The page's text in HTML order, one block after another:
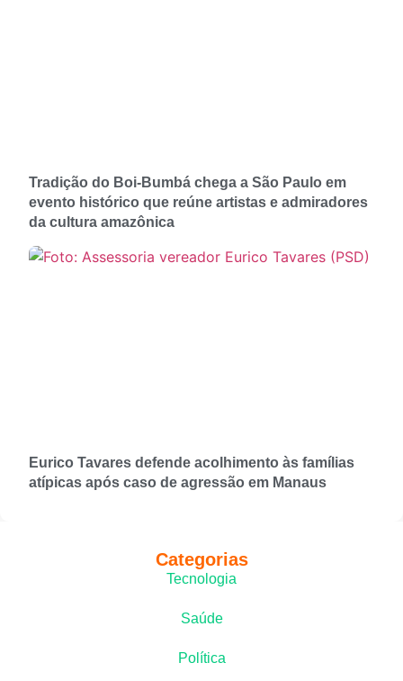
Tradição do Boi-Bumbá chega a São Paulo em
evento histórico que reúne artistas e admiradores
da cultura amazônica
Eurico Tavares defende acolhimento às famílias
atípicas após caso de agressão em Manaus
Categorias
Tecnologia
Saúde
Política